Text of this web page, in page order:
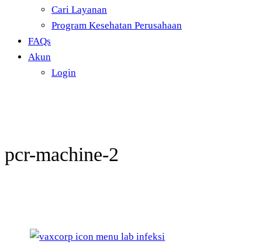
Cari Layanan
Program Kesehatan Perusahaan
FAQs
Akun
Login
pcr-machine-2